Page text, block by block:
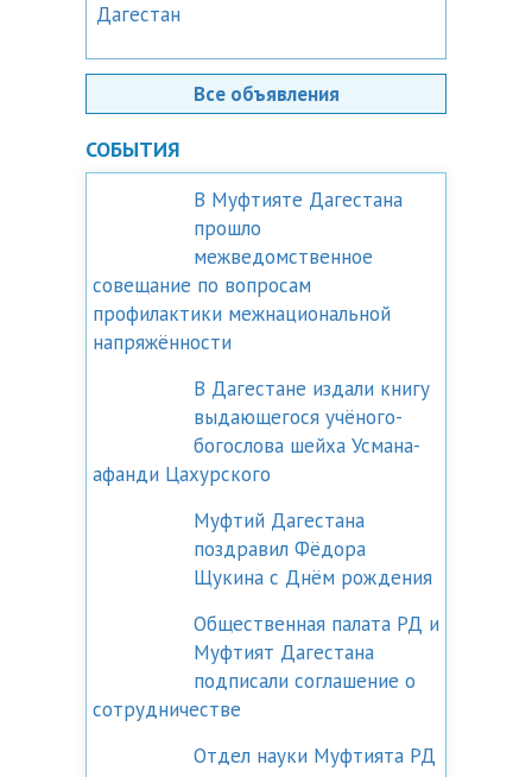
Дагестан
Все объявления
СОБЫТИЯ
В Муфтияте Дагестана
прошло
межведомственное
совещание по вопросам
профилактики межнациональной
напряжённости
В Дагестане издали книгу
выдающегося учёного-
богослова шейха Усмана-
афанди Цахурского
Муфтий Дагестана
поздравил Фёдора
Щукина с Днём рождения
Общественная палата РД и
Муфтият Дагестана
подписали соглашение о
сотрудничестве
Отдел науки Муфтията РД